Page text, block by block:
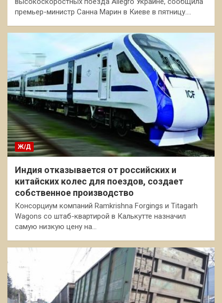
премьер-министр Санна Марин в Киеве в пятницу.…
Ж/Д
Индия отказывается от российских и
китайских колес для поездов, создает
собственное производство
Консорциум компаний Ramkrishna Forgings и Titagarh
Wagons со штаб-квартирой в Калькутте назначил
самую низкую цену на…